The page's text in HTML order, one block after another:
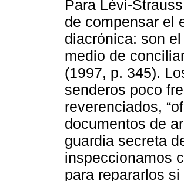
Para Lévi-
de compensar el
diacrónica: son
medio de
(1997, p. 345).
senderos poco
reverenciados,
documentos de
guardia secreta
inspeccionamos
para repararlos